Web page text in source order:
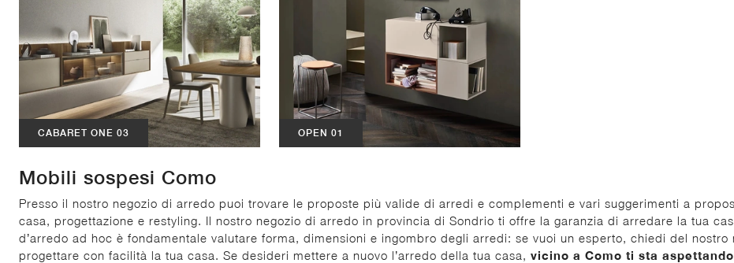
CABARET ONE 03 OPEN 01
Mobili sospesi Como
Presso il nostro negozio di arredo puoi trovare le proposte più valide di arredi e complementi e vari suggerimenti a
casa, progettazione e restyling. Il nostro negozio di arredo in provincia di Sondrio ti offre la garanzia di arredare la tua
d’arredo ad hoc è fondamentale valutare forma, dimensioni e ingombro degli arredi: se vuoi un esperto, chiedi del
progettare con facilità la tua casa. Se desideri mettere a nuovo l’arredo della tua casa, vicino a Como ti sta